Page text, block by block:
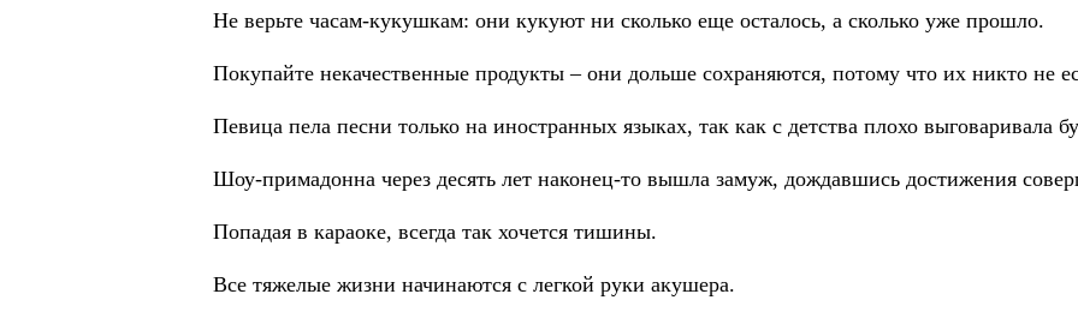
Не верьте часам-кукушкам: они кукуют ни сколько еще осталось, а сколько уже прошло.
Покупайте некачественные продукты – они дольше сохраняются, потому что их никто не
Певица пела песни только на иностранных языках, так как с детства плохо выговаривала
Шоу-примадонна через десять лет наконец-то вышла замуж, дождавшись достижения
Попадая в караоке, всегда так хочется тишины.
Все тяжелые жизни начинаются с легкой руки акушера.